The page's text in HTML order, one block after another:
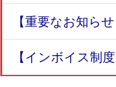
【重要なお知ら
【インボイス制